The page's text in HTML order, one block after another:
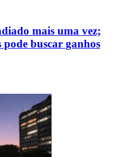
mais uma vez;
buscar ganhos